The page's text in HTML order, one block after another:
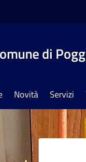
di
Novità Servizi